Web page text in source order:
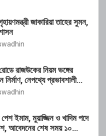
জাকারিয়া তাহের সুমন,
রাজউকের নিয়ম ভঙ্গের
নেপথ্যে প্রভাবশালী
ইমাম, মুয়াজ্জিন ও খাদিম পদে
আবেদনের শেষ সময় ১০